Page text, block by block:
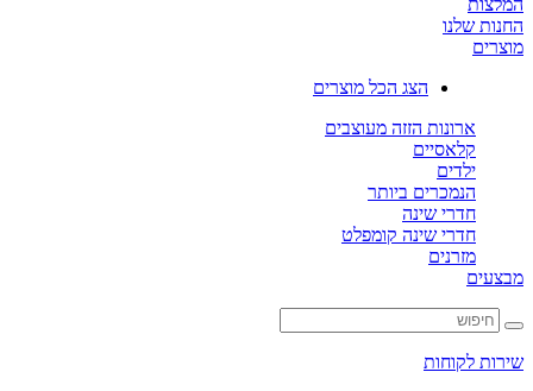
שלנו
הצג הכל מוצרים
ארונות הזזה מעוצבים
קלאסיים
הנמכרים ביותר
חדרי שינה
חדרי שינה קומפלט
מזרנים
לקוחות